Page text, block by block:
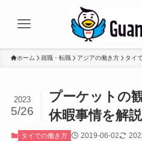
ホーム 就職・転職 アジアの働き方 タイ
プーケットの
休暇事情を解説
2023
5/26
タイでの働き方 2019-06-02